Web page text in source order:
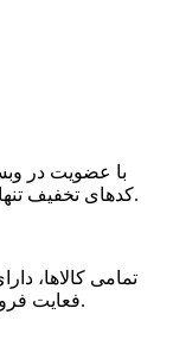
با عضویت در
کدهای تخفیف تنها برای اعضا گرانقدر وبسایت ارسال خواهد شد.
تمامی كالاها،
فعایت فروشگاه تابع قوانين جمهوری اسلامی ايران است.